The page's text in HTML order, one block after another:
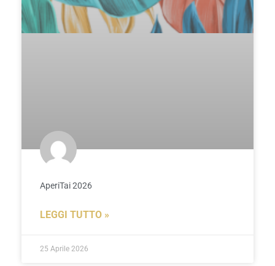
AperiTai 2026
LEGGI TUTTO »
25 Aprile 2026